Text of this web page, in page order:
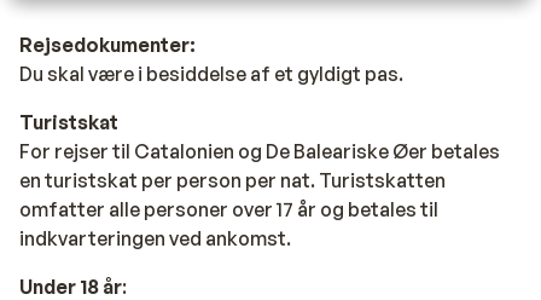
Rejsedokumenter:
Du skal være i besiddelse af et gyldigt pas.
Turistskat
For rejser til Catalonien og De Baleariske Øer betales
en turistskat per person per nat. Turistskatten
omfatter alle personer over 17 år og betales til
indkvarteringen ved ankomst.
Under 18 år: